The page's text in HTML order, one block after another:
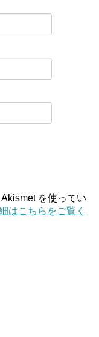
を使ってい
はこちらをご覧く